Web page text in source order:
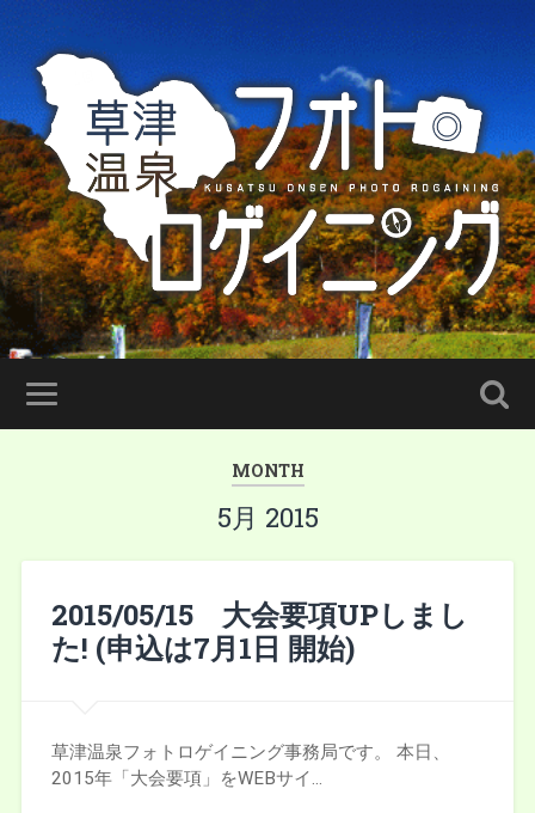
MONTH
5月 2015
2015/05/15 大会要項UPしまし
た! (申込は7月1日 開始)
草津温泉フォトロゲイニング事務局です。 本日、
2015年「大会要項」をWEBサイ…